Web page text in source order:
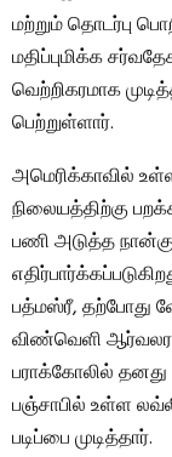
மற்றும் தொடர்பு
மதிப்புமிக்க
வெற்றிகரமாக
பெற்றுள்ளார்.
அமெரிக்காவில்
நிலையத்திற்கு
பணி அடுத்த
பத்மஸ்ரீ, தற்போது
விண்வெளி
பராக்கோலில்
பஞ்சாபில் உள்ள
படிப்பை முடித்தார்.